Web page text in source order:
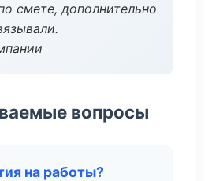
смете, дополнительно
вопросы
на работы?